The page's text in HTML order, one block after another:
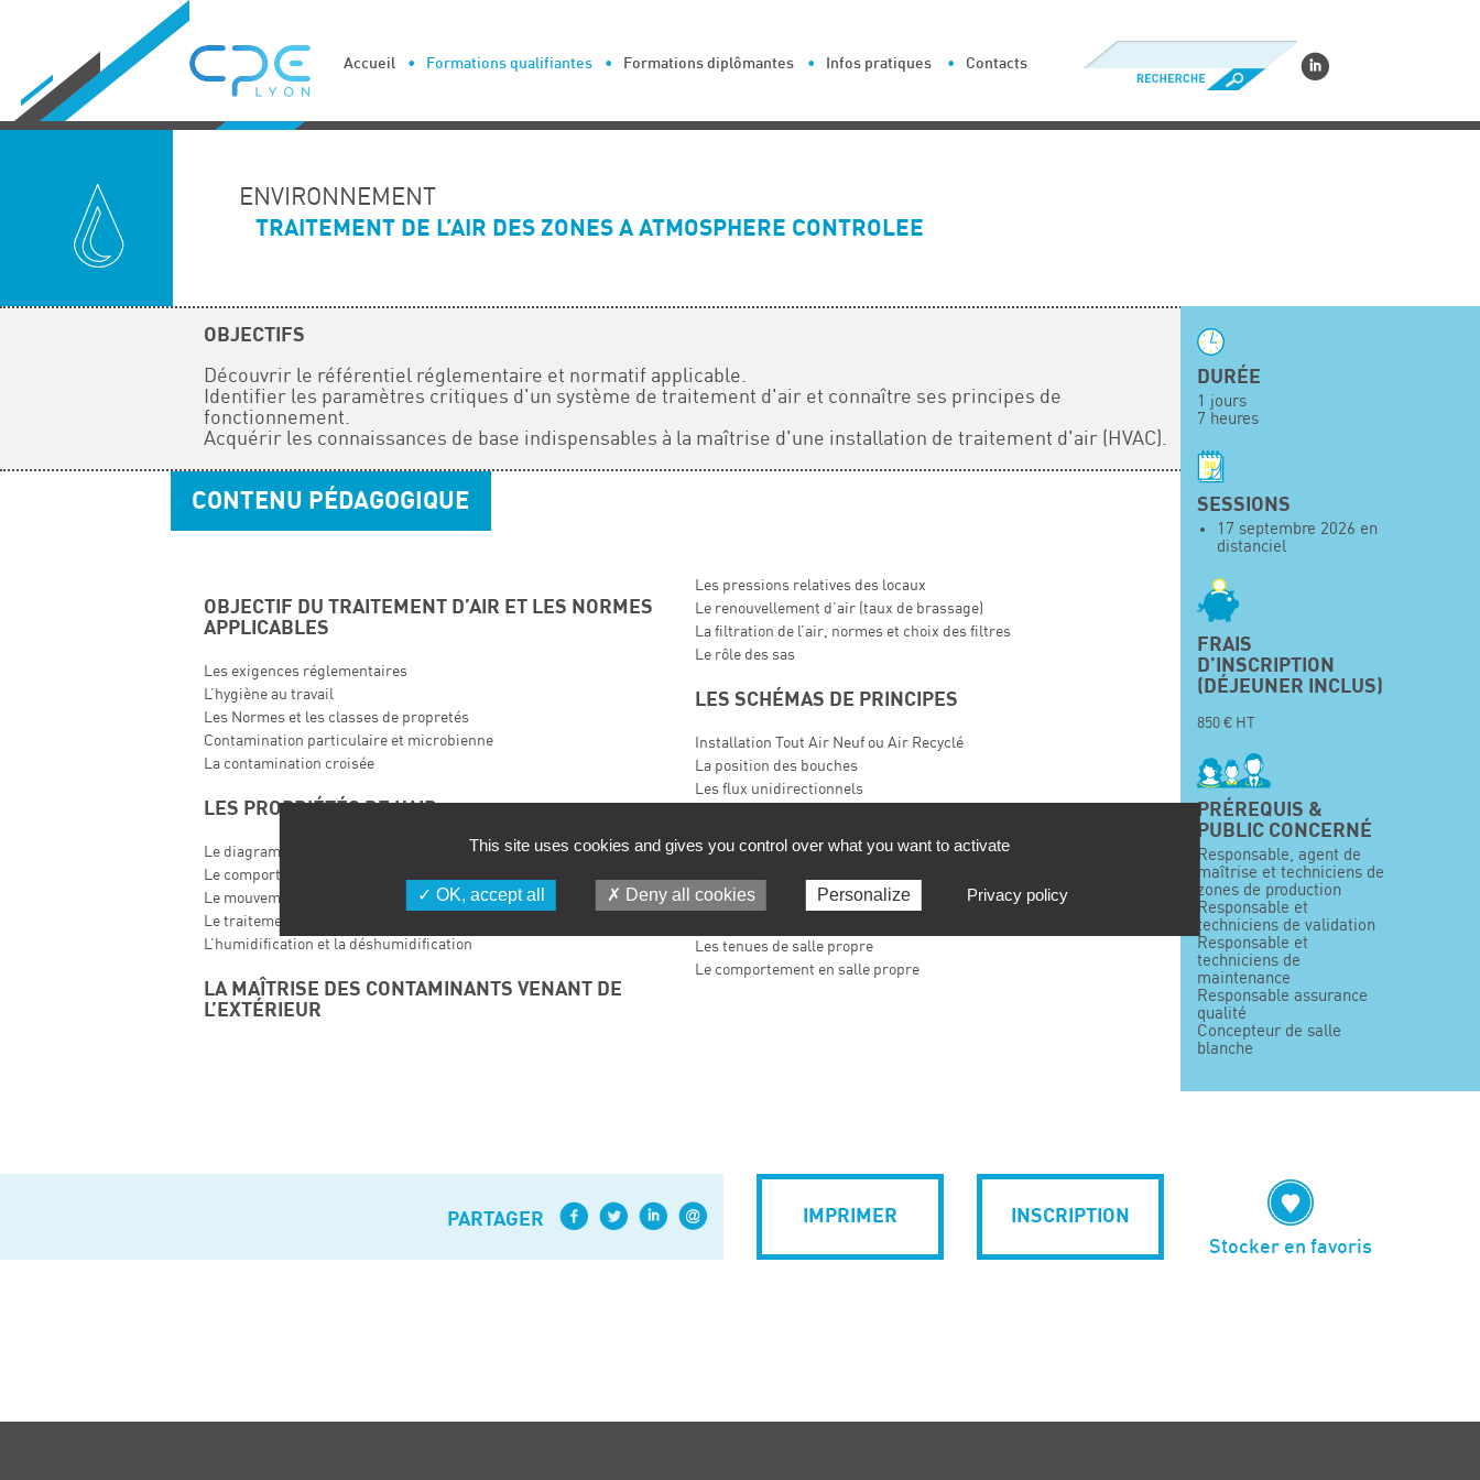
Accueil Formations qualifiantes Formations diplômantes Infos pratiques Contacts
ENVIRONNEMENT
TRAITEMENT DE L’AIR DES ZONES A ATMOSPHERE CONTROLEE
DURÉE
1 jours
7 heures
SESSIONS
17 septembre 2026 en
distanciel
FRAIS
D’INSCRIPTION
(DÉJEUNER INCLUS)
850 € HT
PRÉREQUIS &
PUBLIC CONCERNÉ
Responsable, agent de
maîtrise et techniciens de
zones de production
Responsable et
techniciens de validation
Responsable et
techniciens de
maintenance
Responsable assurance
qualité
Concepteur de salle
blanche
OBJECTIFS
Découvrir le référentiel réglementaire et normatif applicable.
Identifier les paramètres critiques d'un système de traitement d'air et connaître ses principes de
fonctionnement.
Acquérir les connaissances de base indispensables à la maîtrise d'une installation de traitement d'air (HVAC).
CONTENU PÉDAGOGIQUE
OBJECTIF DU TRAITEMENT D’AIR ET LES NORMES
APPLICABLES
Les exigences réglementaires
L’hygiène au travail
Les Normes et les classes de propretés
Contamination particulaire et microbienne
La contamination croisée
LES PROPRIÉTÉS DE L’AIR
Le diagramme de l’air humide
Le comportement des particules et aérosols
Le mouvement naturel de l’air
Le traitement thermique
L’humidification et la déshumidification
LA MAÎTRISE DES CONTAMINANTS VENANT DE
L’EXTÉRIEUR
Les pressions relatives des locaux
Le renouvellement d’air (taux de brassage)
La filtration de l’air, normes et choix des filtres
Le rôle des sas
LES SCHÉMAS DE PRINCIPES
Installation Tout Air Neuf ou Air Recyclé
La position des bouches
Les flux unidirectionnels
L’ACTIVITÉ SOURCE DE CONTAMINATION
Emission de contaminants par le personnel
Les tenues de salle propre
Le comportement en salle propre
PARTAGER IMPRIMER
INSCRIPTION
Stocker en favoris
Cookies management panel
This site uses cookies and gives you control over what you want to activate
OK, accept all Deny all cookies Personalize Privacy policy